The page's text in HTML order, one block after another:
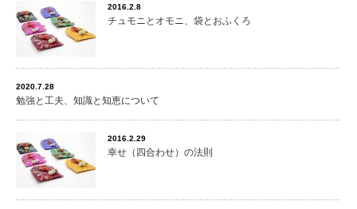
2016.2.8
チュモニとオモニ、袋とおふくろ
2020.7.28
勉強と工夫、知識と知恵について
2016.2.29
幸せ（四合わせ）の法則